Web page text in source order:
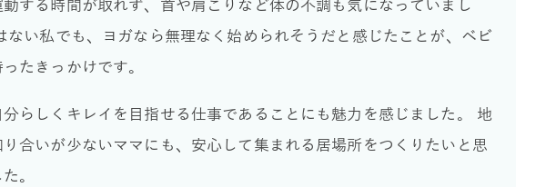
する時間が取れず、首や肩こりなど体の不調も気になっていまし
ない私でも、ヨガなら無理なく始められそうだと感じたことが、ベビ
たきっかけです。
らしくキレイを目指せる仕事であることにも魅力を感じました。 地
合いが少ないママにも、安心して集まれる居場所をつくりたいと思
。